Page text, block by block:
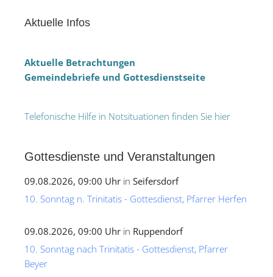
Aktuelle Infos
Aktuelle Betrachtungen
Gemeindebriefe und Gottesdienstseite
Telefonische Hilfe in Notsituationen finden Sie hier
Gottesdienste und Veranstaltungen
09.08.2026, 09:00 Uhr in Seifersdorf
10. Sonntag n. Trinitatis - Gottesdienst, Pfarrer Herfen
09.08.2026, 09:00 Uhr in Ruppendorf
10. Sonntag nach Trinitatis - Gottesdienst, Pfarrer
Beyer